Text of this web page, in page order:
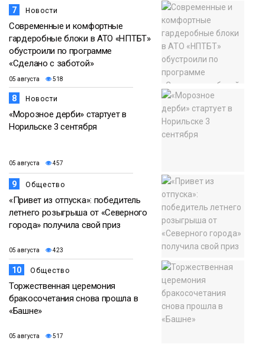
7 Новости
Современные и комфортные
гардеробные блоки в АТО «НПТБТ»
обустроили по программе
«Сделано с заботой»
05 августа 518
8 Новости
«Морозное дерби» стартует в
Норильске 3 сентября
05 августа 457
9 Общество
«Привет из отпуска»: победитель
летнего розыгрыша от «Северного
города» получила свой приз
05 августа 423
10 Общество
Торжественная церемония
бракосочетания снова прошла в
«Башне»
05 августа 517